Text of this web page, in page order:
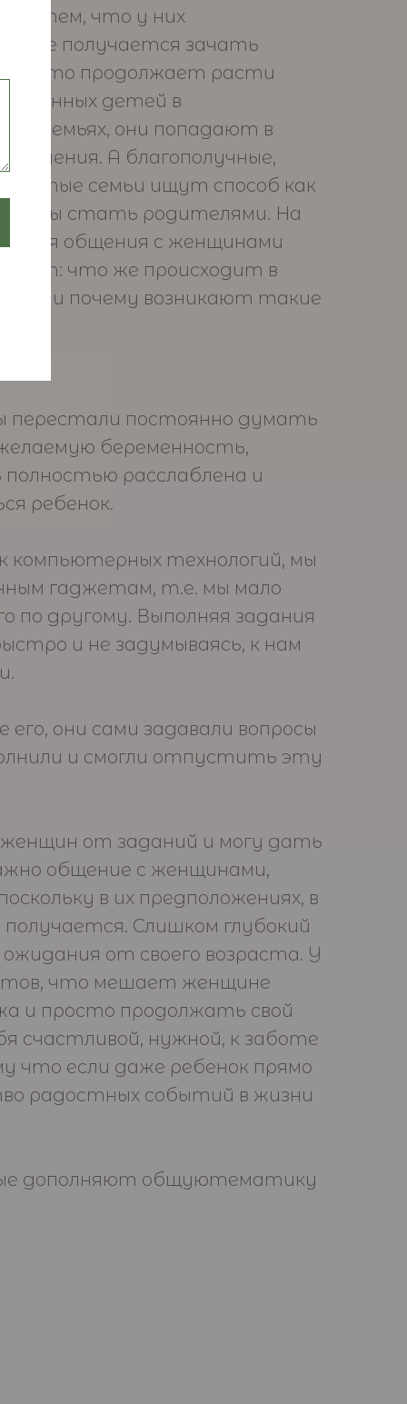
с тем, что у них
не получается зачать
что продолжает расти
детей в
семьях, они попадают в
А благополучные,
семьи ищут способ как
чтобы стать родителями. На
время общения с женщинами
что же происходит в
и почему возникают такие
перестали постоянно думать
беременность,
расслаблена и
ребенок.
компьютерных технологий, мы
гаджетам, т.е. мы мало
другому. Выполняя задания
и не задумываясь, к нам
они сами задавали вопросы
и смогли отпустить эту
от заданий и могу дать
общение с женщинами,
в их предположениях, в
Слишком глубокий
от своего возраста. У
что мешает женщине
и просто продолжать свой
счастливой, нужной, к заботе
что если даже ребенок прямо
радостных событий в жизни
дополняют общуютематику